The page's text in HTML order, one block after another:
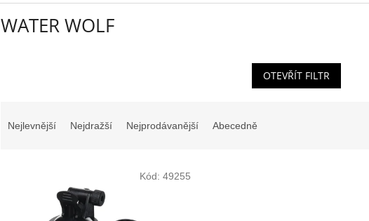
WATER WOLF
OTEVŘÍT FILTR
Nejlevnější Nejdražší Nejprodávanější Abecedně
Kód: 49255